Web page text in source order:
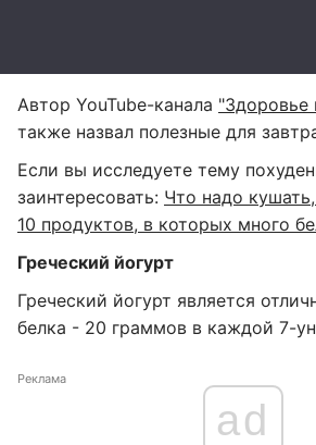
Автор YouTube-канала "Здоровье
также назвал полезные для
Если вы исследуете тему
заинтересовать: Что надо
10 продуктов, в которых много
Греческий йогурт
Греческий йогурт является
белка - 20 граммов в каждой 7-
Реклама
ad